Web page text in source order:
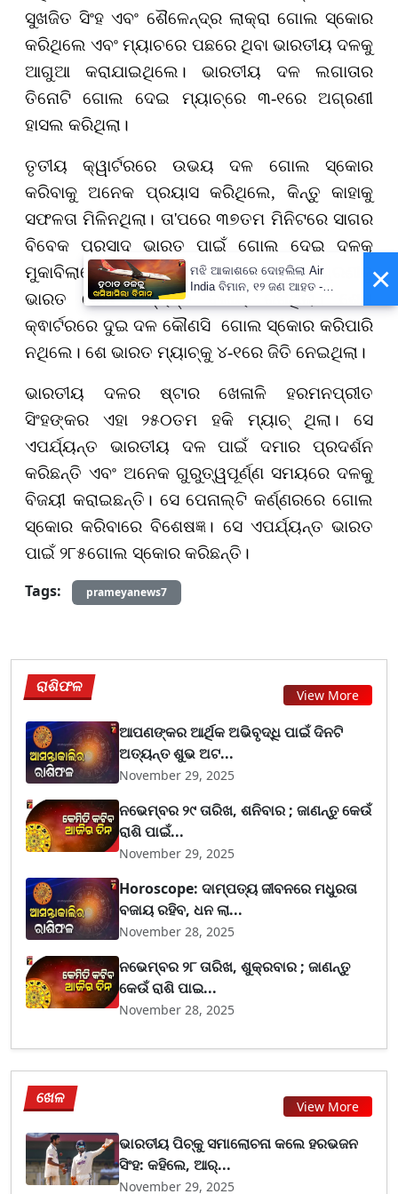
ସୁଖଜିତ ସିଂହ ଏବଂ ଶୈଳେନ୍ଦ୍ର ଲାକ୍ରା ଗୋଲ ସ୍କୋର
କରିଥିଲେ ଏବଂ ମ୍ୟାଚରେ ପଛରେ ଥିବା ଭାରତୀୟ ଦଳକୁ
ଆଗୁଆ କରାଯାଇଥିଲେ। ଭାରତୀୟ ଦଳ ଲଗାତାର
ତିନୋଟି ଗୋଲଦେଇ ମ୍ୟାଚ୍‌ରେ ୩-୧ରେ ଅଗ୍ରଣୀ
ହାସଲ କରିଥିଲା।
ତୃତୀୟ କ୍ୱାର୍ଟରରେ ଉଭୟ ଦଳ ଗୋଲ ସ୍କୋର
କରିବାକୁ ଅନେକ ପ୍ରୟାସ କରିଥିଲେ, କିନ୍ତୁ କାହାକୁ
ସଫଳତା ମିଳିନଥିଲା। ତା'ପରେ୩୭ତମ ମିନିଟରେ ସାଗର
ବିବେକ ପ୍ରସାଦ ଭାରତ ପାଇଁ ଗୋଲ ଦେଇ ଦଳକୁ
ମୁକାବିଲାରେ୪-୧ରେ ଆଗୁଅ କରିଥିଲେ।ଏହି ଅଗ୍ରଣୀକୁ
ଭାରତଶେଷ ପର୍ଯ୍ୟନ୍ତ
କ୍ଵାର୍ଟରରେ ଦୁଇ ଦଳ କୌଣସି ଗୋଲ ସ୍କୋର କରିପାରି
ନଥିଲେ। ଶେ ଭାରତ ମ୍ୟାଚ୍‌କୁ ୪-୧ରେ ଜିତି ନେଇଥିଲା।
ଭାରତୀୟ ଦଳର ଷ୍ଟାର ଖେଳାଳି ହରମନପ୍ରୀତ
ସିଂହଙ୍କର ଏହା ୨୫୦ତମ ହକି ମ୍ୟାଚ୍ ଥିଲା। ସେ
ଏପର୍ଯ୍ୟନ୍ତ ଭାରତୀୟ ଦଳ ପାଇଁଦମାର ପ୍ରଦର୍ଶନ
କରିଛନ୍ତି ଏବଂ ଅନେକ ଗୁରୁତ୍ୱପୂର୍ଣ୍ଣ ସମୟରେ ଦଳକୁ
ବିଜୟୀ କରାଇଛନ୍ତି। ସେ ପେନାଲ୍ଟି କର୍ଣ୍ଣରରେ ଗୋଲ
ସ୍କୋର କରିବାରେ ବିଶେଷଜ୍ଞ। ସେ ଏପର୍ଯ୍ୟନ୍ତ ଭାରତ
ପାଇଁ ୨୮୫ଗୋଲ ସ୍କୋର କରିଛନ୍ତି।
Tags: prameyanews7
ରାଶିଫଳ View More
ଆପଣଙ୍କର ଆର୍ଥିକ ଅଭିବୃଦ୍ଧି ପାଇଁ ଦିନଟି
ଅତ୍ୟନ୍ତ ଶୁଭ ଅଟ...
November 29, 2025
ନଭେମ୍ବର ୨୯ ତାରିଖ, ଶନିବାର ; ଜାଣନ୍ତୁ କେଉଁ
ରାଶି ପାଇଁ...
November 29, 2025
Horoscope: ଦାମ୍ପତ୍ୟ ଜୀବନରେ ମଧୁରତା
ବଜାୟ ରହିବ, ଧନ ଲା...
November 28, 2025
ନଭେମ୍ବର ୨୮ ତାରିଖ, ଶୁକ୍ରବାର ; ଜାଣନ୍ତୁ
କେଉଁ ରାଶି ପାଇ...
November 28, 2025
ଖେଳ View More
ଭାରତୀୟ ପିଚ୍‌କୁ ସମାଲୋଚନା କଲେ ହରଭଜନ
ସିଂହ: କହିଲେ, ଆର୍...
November 29, 2025
×
ମଝି ଆକାଶରେ ଦୋହଲିଲା Air
India ବିମାନ, ୧୨ ଜଣ ଆହତ -
PrameyaNews7